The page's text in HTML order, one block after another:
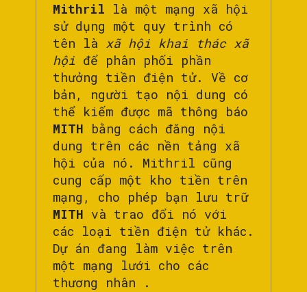
Mithril là một mạng xã hội
sử dụng một quy trình có
tên là xã hội khai thác xã
hội để phân phối phần
thưởng tiền điện tử. Về cơ
bản, người tạo nội dung có
thể kiếm được mã thông báo
MITH bằng cách đăng nội
dung trên các nền tảng xã
hội của nó. Mithril cũng
cung cấp một kho tiền trên
mạng, cho phép bạn lưu trữ
MITH và trao đổi nó với
các loại tiền điện tử khác.
Dự án đang làm việc trên
một mạng lưới cho các
thương nhân .